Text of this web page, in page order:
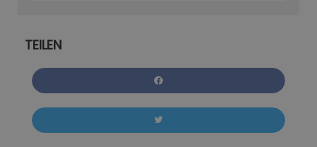
TEILEN